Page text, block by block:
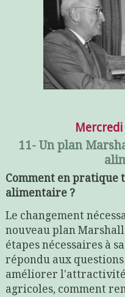
11- Un plan
Comment en pratique
alimentaire ?
Le changement
nouveau plan
étapes nécessaires à
répondu aux
améliorer
agricoles, comment